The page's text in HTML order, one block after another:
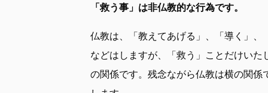
「救う事」は非仏教的な行為です。
仏教は、「教えてあげる」、「導く」
などはしますが、「救う」ことだけい
の関係です。残念ながら仏教は横の関